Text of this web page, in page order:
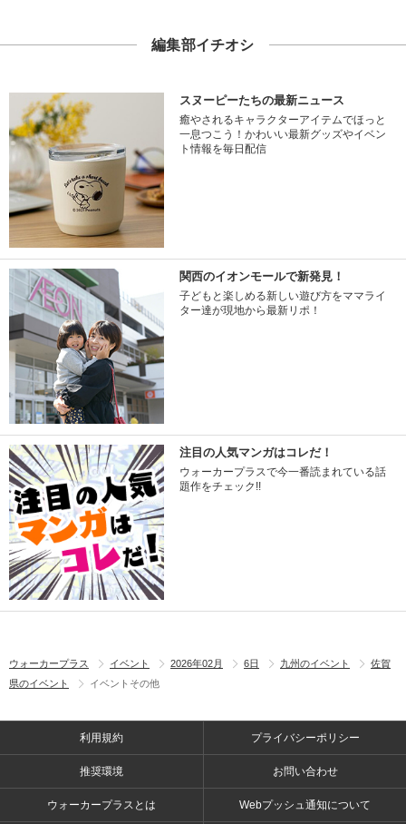
編集部イチオシ
スヌーピーたちの最新ニュース
癒やされるキャラクターアイテムでほっと
一息つこう！かわいい最新グッズやイベン
ト情報を毎日配信
関西のイオンモールで新発見！
子どもと楽しめる新しい遊び方をママライ
ター達が現地から最新リポ！
注目の人気マンガはコレだ！
ウォーカープラスで今一番読まれている話
題作をチェック!!
ウォーカープラス イベント 2026年02月 6日 九州のイベント
佐賀
県のイベント
イベントその他
利用規約 プライバシーポリシー
推奨環境 お問い合わせ
ウォーカープラスとは Webプッシュ通知について